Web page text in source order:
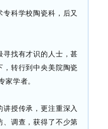
科学校陶瓷科，后又
寻找有才识的人士，甚
，转行到中央美院陶瓷
家学者。
授传承，更注重深入
、调查，获得了不少第